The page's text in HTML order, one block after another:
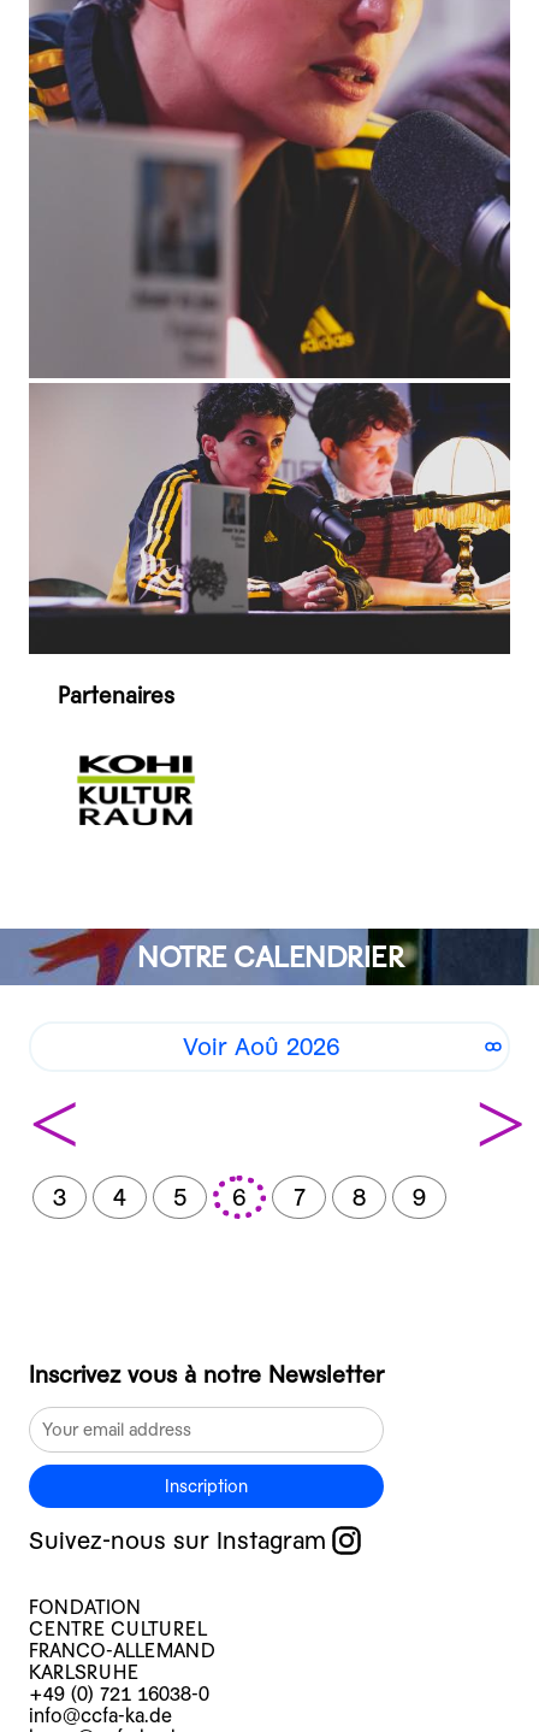
Partenaires
NOTRE CALENDRIER
Voir Aoû 2026
< >
3 4 5 6 7 8 9
Inscrivez vous à notre Newsletter
Inscription
Suivez-nous sur Instagram
FONDATION
CENTRE CULTUREL
FRANCO-ALLEMAND
KARLSRUHE
+49 (0) 721 16038-0
info@ccfa-ka.de